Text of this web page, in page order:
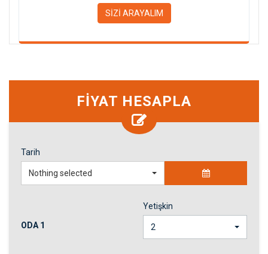
SİZİ ARAYALIM
FİYAT HESAPLA
Tarih
Nothing selected
ODA 1
Yetişkin
2